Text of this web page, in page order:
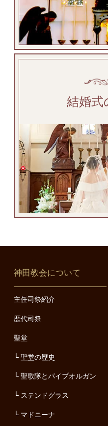
結婚式
神田教会について
主任司祭紹介
歴代司祭
聖堂
聖堂の歴史
聖歌隊とパイプオルガン
ステンドグラス
マドニーナ